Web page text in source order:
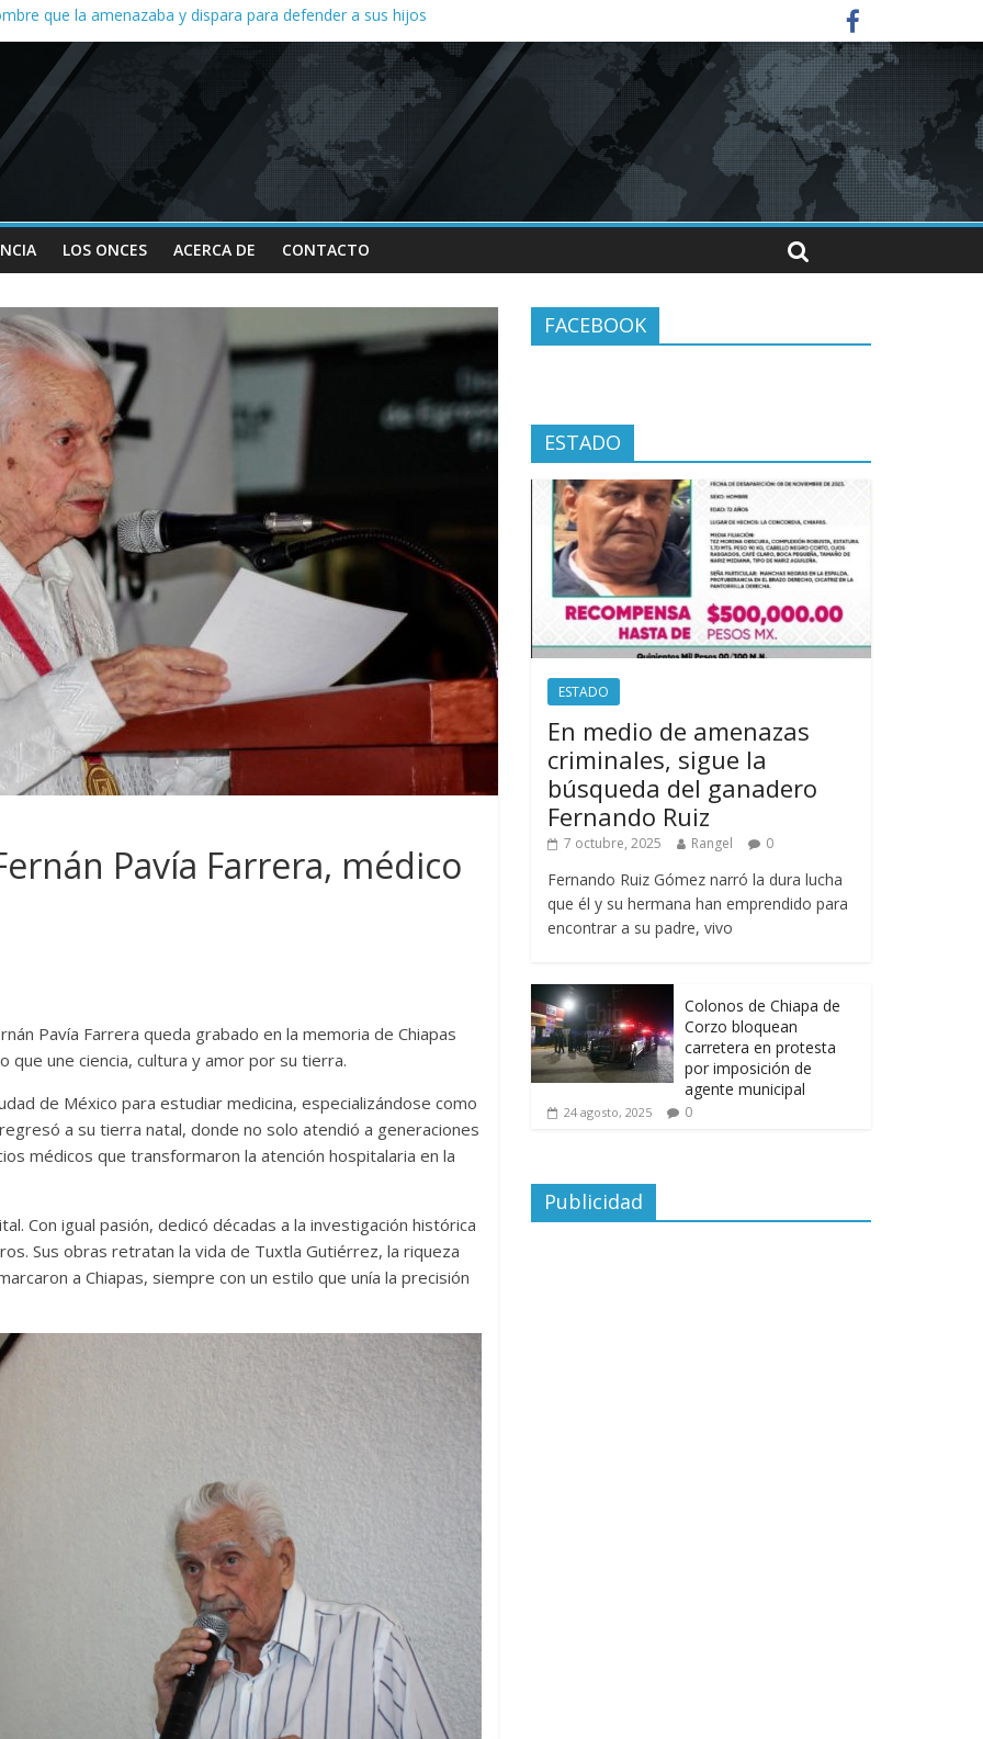
que la amenazaba y dispara para defender a sus hijos
desatan protesta en Yajalón
en la organización de la Feria de San Roque; señalan vínculos con el alcalde Ángel Torres
despido de entrenador y falta de apoyo al equipo de halterofilia en el Indeporte
reduce hasta 40 por ciento ingresos de concesionados, dicen
LOS ONCES ACERCA DE CONTACTO
Pavía Farrera, médico
Pavía Farrera queda grabado en la memoria de Chiapas
une ciencia, cultura y amor por su tierra.
de México para estudiar medicina, especializándose como
a su tierra natal, donde no solo atendió a generaciones
médicos que transformaron la atención hospitalaria en la
Con igual pasión, dedicó décadas a la investigación histórica
Sus obras retratan la vida de Tuxtla Gutiérrez, la riqueza
a Chiapas, siempre con un estilo que unía la precisión
FACEBOOK
ESTADO
ESTADO
En medio de amenazas
criminales, sigue la
búsqueda del ganadero
Fernando Ruiz
7 octubre, 2025 Rangel 0
Fernando Ruiz Gómez narró la dura lucha
que él y su hermana han emprendido para
encontrar a su padre, vivo
Colonos de Chiapa de
Corzo bloquean
carretera en protesta
por imposición de
agente municipal
24 agosto, 2025 0
Publicidad